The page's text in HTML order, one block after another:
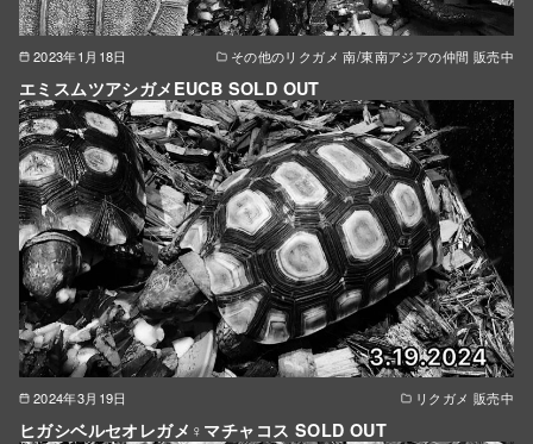
2023年1月18日 その他のリクガメ 南/東南アジアの仲間 販売中
エミスムツアシガメEUCB SOLD OUT
2024年3月19日 リクガメ 販売中
ヒガシベルセオレガメ♀マチャコス SOLD OUT